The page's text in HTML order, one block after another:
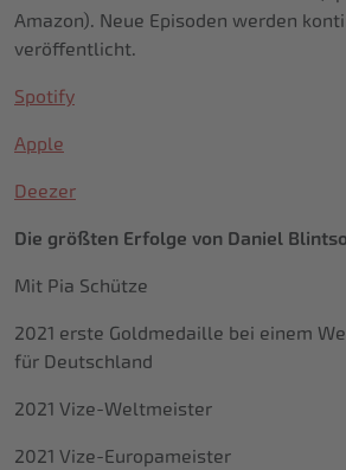
Amazon). Neue Episoden werden
veröffentlicht.
Spotify
Apple
Deezer
Die größten Erfolge von Daniel
Mit Pia Schütze
2021 erste Goldmedaille bei einem
für Deutschland
2021 Vize-Weltmeister
2021 Vize-Europameister